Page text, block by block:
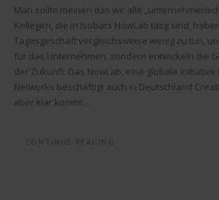
Man sollte meinen das wir alle
Kollegen, die in Isobars NowLab tätig sind,
Tagesgeschäft vergleichsweise wenig zu tun,
für das Unternehmen, sondern entwickeln die
der Zukunft. Das NowLab, eine globale Initiative
Networks beschäftigt auch in Deutschland
aber klar kommt…